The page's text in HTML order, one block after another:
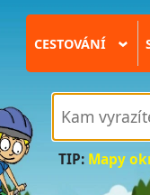
CESTOVÁNÍ ›
TIP: Mapy